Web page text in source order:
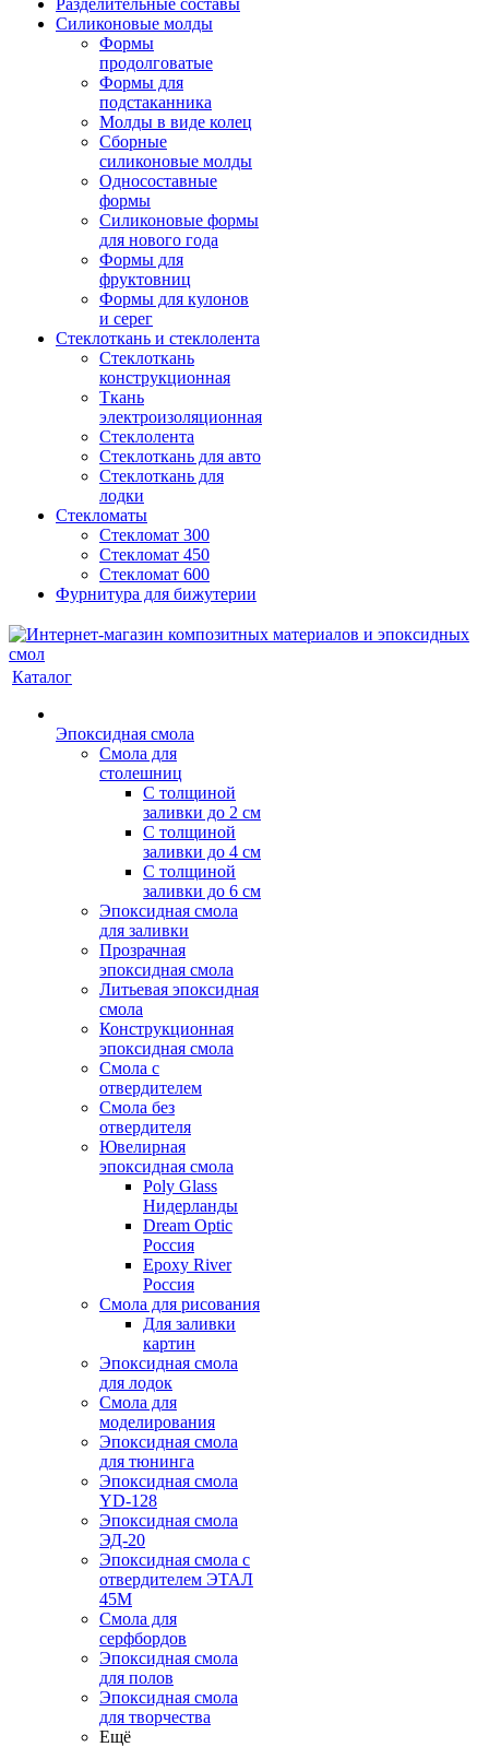
Разделительные составы
Силиконовые молды
Формы
продолговатые
Формы для
подстаканника
Молды в виде колец
Сборные
силиконовые молды
Односоставные
формы
Силиконовые формы
для нового года
Формы для
фруктовниц
Формы для кулонов
и серег
Стеклоткань и стеклолента
Стеклоткань
конструкционная
Ткань
электроизоляционная
Стеклолента
Стеклоткань для авто
Стеклоткань для
лодки
Стекломаты
Стекломат 300
Стекломат 450
Стекломат 600
Фурнитура для бижутерии
Каталог
Эпоксидная смола
Смола для
столешниц
С толщиной
заливки до 2 см
С толщиной
заливки до 4 см
С толщиной
заливки до 6 см
Эпоксидная смола
для заливки
Прозрачная
эпоксидная смола
Литьевая эпоксидная
смола
Конструкционная
эпоксидная смола
Смола с
отвердителем
Смола без
отвердителя
Ювелирная
эпоксидная смола
Poly Glass
Нидерланды
Dream Optic
Россия
Epoxy River
Россия
Смола для рисования
Для заливки
картин
Эпоксидная смола
для лодок
Смола для
моделирования
Эпоксидная смола
для тюнинга
Эпоксидная смола
YD-128
Эпоксидная смола
ЭД-20
Эпоксидная смола с
отвердителем ЭТАЛ
45М
Смола для
серфбордов
Эпоксидная смола
для полов
Эпоксидная смола
для творчества
Ещё